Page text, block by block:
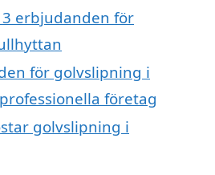
erbjudanden för
för golvslipning i
företag
golvslipning i